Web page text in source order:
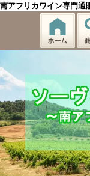
南アフリカワイン専門通